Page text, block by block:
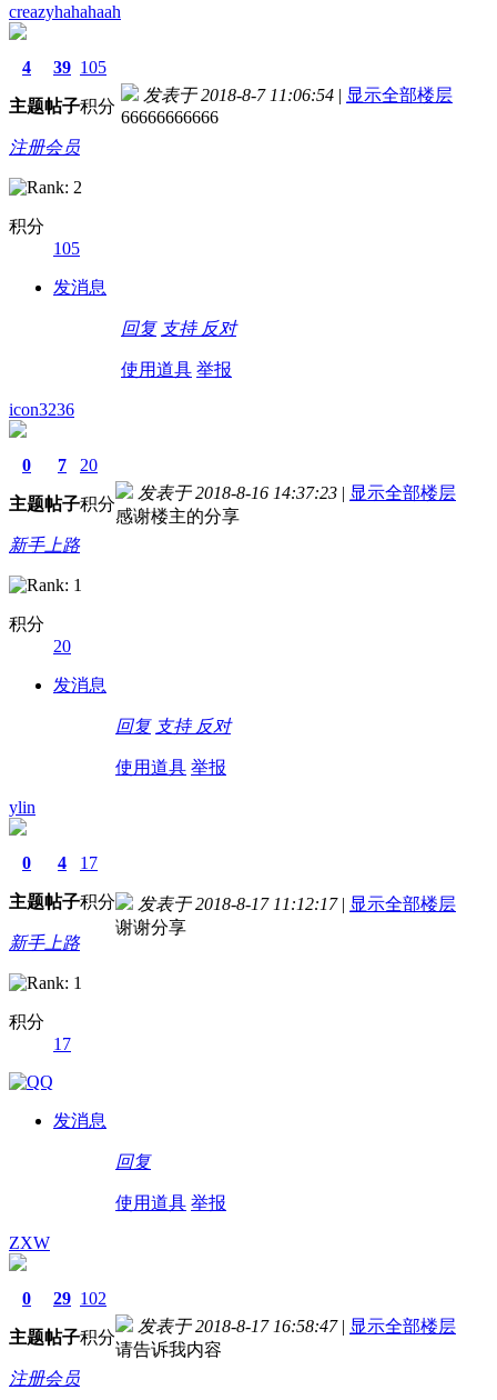
creazyhahahaah
4
主题
39
帖子
105
积分
注册会员
积分
105
发消息
发表于 2018-8-7 11:06:54 | 显示全部楼层
66666666666
回复 支持 反对
使用道具 举报
icon3236
0
主题
7
帖子
20
积分
新手上路
积分
20
发消息
发表于 2018-8-16 14:37:23 | 显示全部楼层
感谢楼主的分享
回复 支持 反对
使用道具 举报
ylin
0
主题
4
帖子
17
积分
新手上路
积分
17
发消息
发表于 2018-8-17 11:12:17 | 显示全部楼层
谢谢分享
回复
使用道具 举报
ZXW
0
主题
29
帖子
102
积分
注册会员
发表于 2018-8-17 16:58:47 | 显示全部楼层
请告诉我内容